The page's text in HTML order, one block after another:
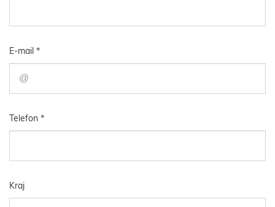
E-mail *
Telefon *
Kraj